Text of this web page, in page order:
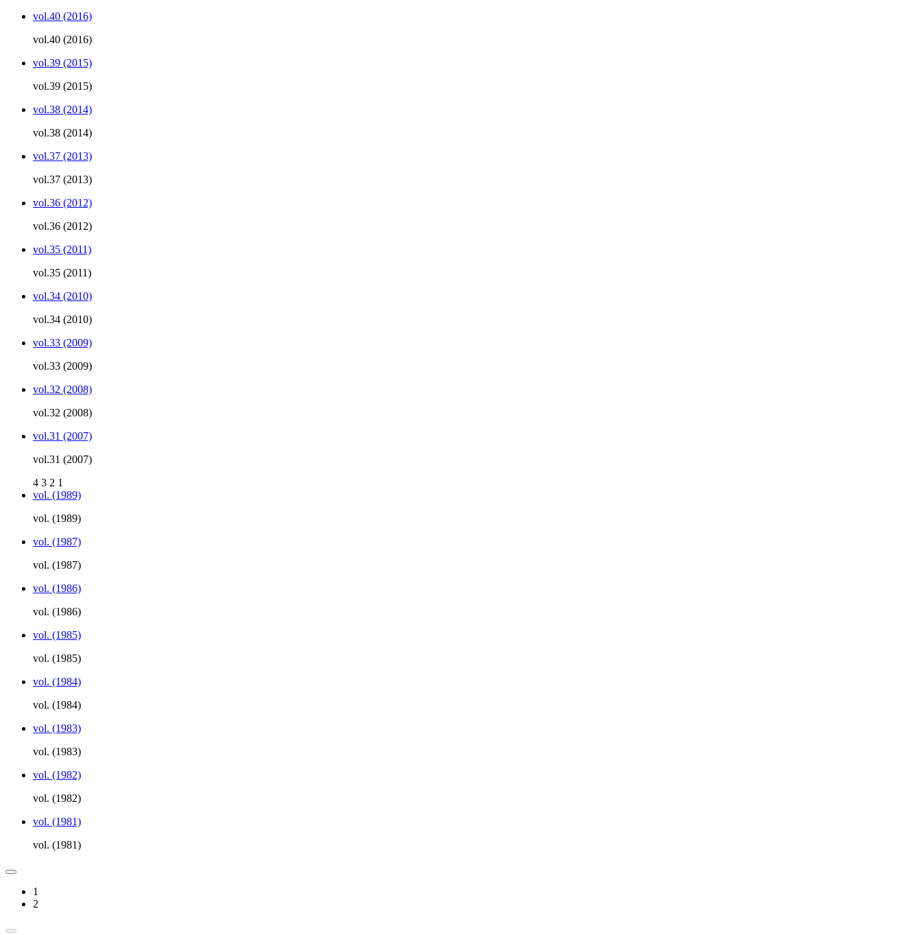
vol.40 (2016)
vol.40 (2016)
vol.39 (2015)
vol.39 (2015)
vol.38 (2014)
vol.38 (2014)
vol.37 (2013)
vol.37 (2013)
vol.36 (2012)
vol.36 (2012)
vol.35 (2011)
vol.35 (2011)
vol.34 (2010)
vol.34 (2010)
vol.33 (2009)
vol.33 (2009)
vol.32 (2008)
vol.32 (2008)
vol.31 (2007)
vol.31 (2007)
4 3 2 1
vol. (1989)
vol. (1989)
vol. (1987)
vol. (1987)
vol. (1986)
vol. (1986)
vol. (1985)
vol. (1985)
vol. (1984)
vol. (1984)
vol. (1983)
vol. (1983)
vol. (1982)
vol. (1982)
vol. (1981)
vol. (1981)
1
2